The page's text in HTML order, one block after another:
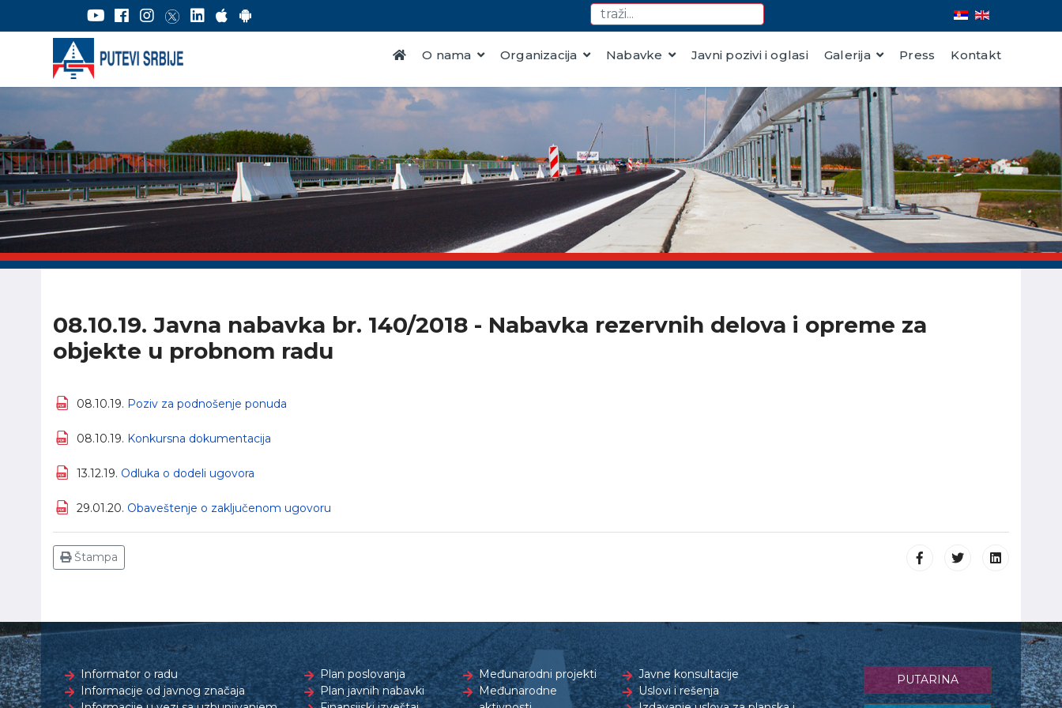
O nama Organizacija Nabavke Javni pozivi i oglasi Galerija Press Kontakt
08.10.19. Javna nabavka br. 140/2018 - Nabavka rezervnih delova i opreme za
objekte u probnom radu
08.10.19. Poziv za podnošenje ponuda
08.10.19. Konkursna dokumentacija
13.12.19. Odluka o dodeli ugovora
29.01.20. Obaveštenje o zaključenom ugovoru
Štampa
Informator o radu
Informacije od javnog značaja
Plan poslovanja
Plan javnih nabavki
Međunarodni projekti
Međunarodne
Javne konsultacije
Uslovi i rešenja
PUTARINA